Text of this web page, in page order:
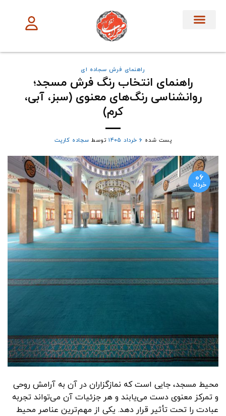
راهنمای فرش سجاده ای
راهنمای انتخاب رنگ فرش مسجد؛
روانشناسی رنگ‌های معنوی (سبز، آبی،
کرم)
پست شده ۶ خرداد ۱۴۰۵ توسط سجاده کارپت
۰۶
خرداد
محیط مسجد، جایی است که نمازگزاران در آن به آرامش روحی
و تمرکز معنوی دست می‌یابند و هر جزئیات آن می‌تواند تجربه
عبادت را تحت تأثیر قرار دهد. یکی از مهم‌ترین عناصر محیط